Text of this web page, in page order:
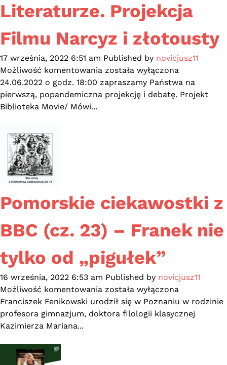
Literaturze. Projekcja
Filmu Narcyz i złotousty
17 września, 2022 6:51 am Published by novicjusz11
Możliwość komentowania Biblioteka
Movie.
Mówi
została wyłączona
24.06.2022 o godz. 18:00 zapraszamy Państwa na
pierwszą, popandemiczna projekcję i debatę. Projekt
Biblioteka Movie/ Mówi...
Pomorskie ciekawostki z
BBC (cz. 23) – Franek nie
tylko od „pigułek”
16 września, 2022 6:53 am Published by novicjusz11
Możliwość komentowania Pomorskie
ciekawostki
z
została wyłączona
Franciszek Fenikowski urodził się w Poznaniu w rodzinie
profesora gimnazjum, doktora filologii klasycznej
Kazimierza Mariana...